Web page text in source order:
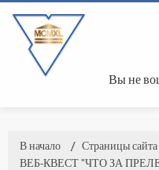
Вы не
В начало → Страницы сайта
ВЕБ-КВЕСТ "ЧТО ЗА